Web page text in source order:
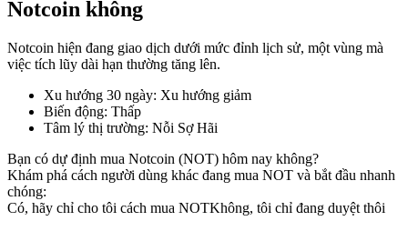
USDC Futures vĩnh cửu
Futures sử dụng USDC làm tài sản thế chấp
Notcoin không
Notcoin hiện đang giao dịch dưới mức đỉnh lịch sử, một vùng mà
việc tích lũy dài hạn thường tăng lên.
Xu hướng 30 ngày: Xu hướng giảm
Biến động: Thấp
Tâm lý thị trường: Nỗi Sợ Hãi
Bạn có dự định mua Notcoin (NOT) hôm nay không?
Khám phá cách người dùng khác đang mua NOT và bắt đầu nhanh
chóng:
Có, hãy chỉ cho tôi cách mua NOTKhông, tôi chỉ đang duyệt thôi